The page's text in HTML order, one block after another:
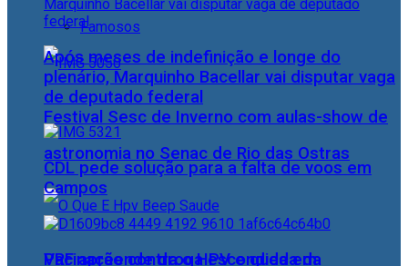
Famosos
Festival Sesc de Inverno com aulas-show de
astronomia no Senac de Rio das Ostras
Vacinação contra o HPV e queda da
Após meses de indefinição e longe do
plenário, Marquinho Bacellar vai disputar vaga
de deputado federal
CDL pede solução para a falta de voos em
Campos
PRF apreende droga escondida em